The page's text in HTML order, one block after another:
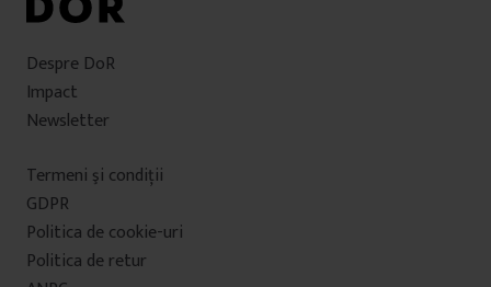
Despre DoR
Impact
Newsletter
Termeni şi condiţii
GDPR
Politica de cookie-uri
Politica de retur